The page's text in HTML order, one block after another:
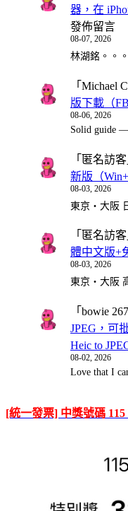
器，在
發佈留言
08-07, 2026
林湖銘。。
「 Michael
版下載（
08-06, 2026
Solid guide
「 匿名訪客
新版（
08-03, 2026
東京・大阪
「 匿名訪客
體中文版+
08-03, 2026
東京・大阪
「 bowie
JPEG，可
Heic to
08-02, 2026
Love that I
[統一發票] 中獎號碼 115